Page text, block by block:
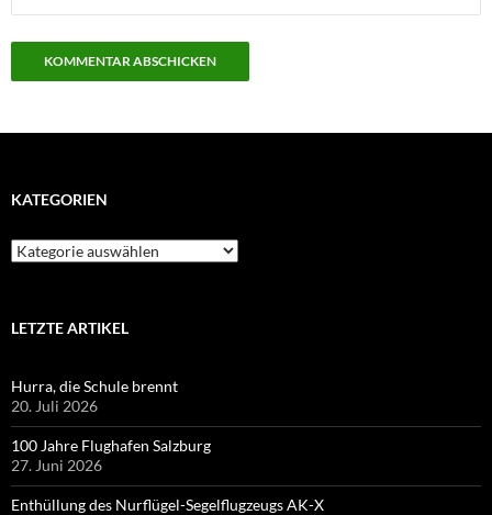
KATEGORIEN
Kategorien
LETZTE ARTIKEL
Hurra, die Schule brennt
20. Juli 2026
100 Jahre Flughafen Salzburg
27. Juni 2026
Enthüllung des Nurflügel-Segelflugzeugs AK-X